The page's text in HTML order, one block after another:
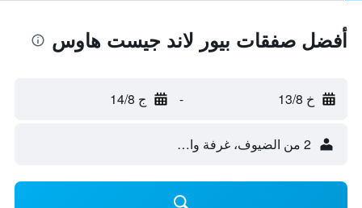
أفضل صفقات بيور لاند جيست هاوس
خ 13/8 - ج 14/8
2 من الضيوف، غرفة واحدة